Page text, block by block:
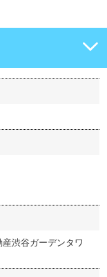
渋谷ガーデンタワ